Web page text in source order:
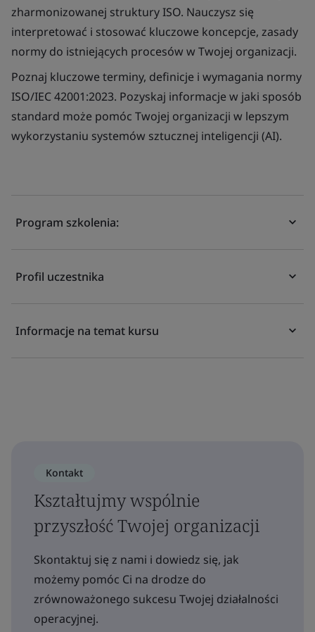
zharmonizowanej struktury ISO. Nauczysz się
interpretować i stosować kluczowe koncepcje, zasady
normy do istniejących procesów w Twojej organizacji.
Poznaj kluczowe terminy, definicje i wymagania normy
ISO/IEC 42001:2023. Pozyskaj informacje w jaki sposób
standard może pomóc Twojej organizacji w lepszym
wykorzystaniu systemów sztucznej inteligencji (AI).
Program szkolenia:
Profil uczestnika
Informacje na temat kursu
Kontakt
Kształtujmy wspólnie
przyszłość Twojej organizacji
Skontaktuj się z nami i dowiedz się, jak
możemy pomóc Ci na drodze do
zrównoważonego sukcesu Twojej działalności
operacyjnej.